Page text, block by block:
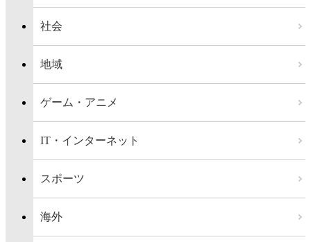
社会
地域
ゲーム・アニメ
IT・インターネット
スポーツ
海外